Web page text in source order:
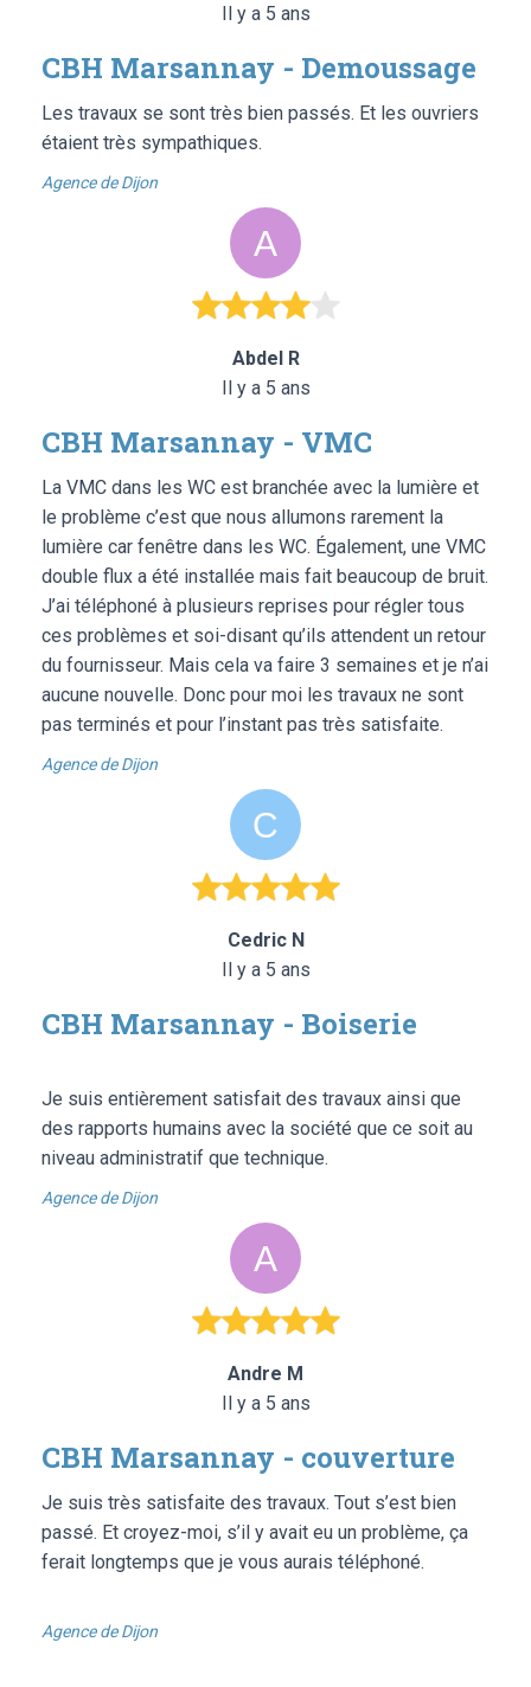
Il y a 5 ans
CBH Marsannay - Demoussage
Les travaux se sont très bien passés. Et les ouvriers
étaient très sympathiques.
Agence de Dijon
Abdel R
Il y a 5 ans
CBH Marsannay - VMC
La VMC dans les WC est branchée avec la lumière et
le problème c’est que nous allumons rarement la
lumière car fenêtre dans les WC. Également, une VMC
double flux a été installée mais fait beaucoup de bruit.
J’ai téléphoné à plusieurs reprises pour régler tous
ces problèmes et soi-disant qu’ils attendent un retour
du fournisseur. Mais cela va faire 3 semaines et je n’ai
aucune nouvelle. Donc pour moi les travaux ne sont
pas terminés et pour l’instant pas très satisfaite.
Agence de Dijon
Cedric N
Il y a 5 ans
CBH Marsannay - Boiserie
Je suis entièrement satisfait des travaux ainsi que
des rapports humains avec la société que ce soit au
niveau administratif que technique.
Agence de Dijon
Andre M
Il y a 5 ans
CBH Marsannay - couverture
Je suis très satisfaite des travaux. Tout s’est bien
passé. Et croyez-moi, s’il y avait eu un problème, ça
ferait longtemps que je vous aurais téléphoné.
Agence de Dijon